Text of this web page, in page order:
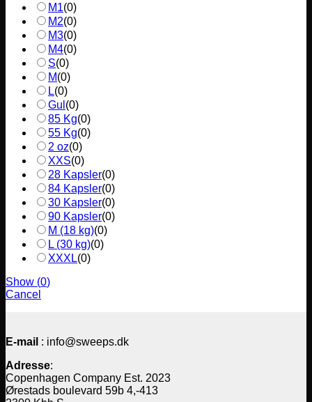
M1(0)
M2(0)
M3(0)
M4(0)
S(0)
M(0)
L(0)
Gul (0)
85 Kg(0)
55 Kg(0)
2 oz(0)
XXS(0)
28 Kapsler(0)
84 Kapsler(0)
30 Kapsler(0)
90 Kapsler(0)
M (18 kg)(0)
L (30 kg)(0)
XXXL(0)
Show (0)
Cancel
E-mail : info@sweeps.dk
Adresse:
Copenhagen Company Est. 2023
Ørestads boulevard 59b 4,-413